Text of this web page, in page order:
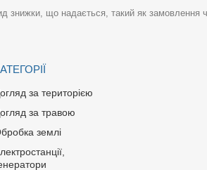
що надається, такий як замовлення
за територією
за травою
землі